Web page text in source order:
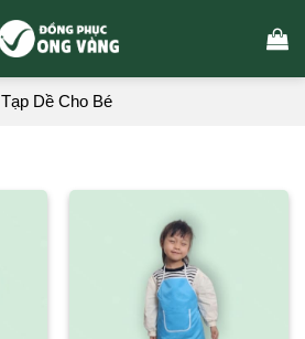
Tạp Dề Cho Bé